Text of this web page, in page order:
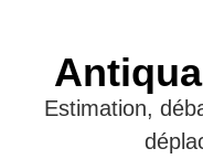
Estimation,